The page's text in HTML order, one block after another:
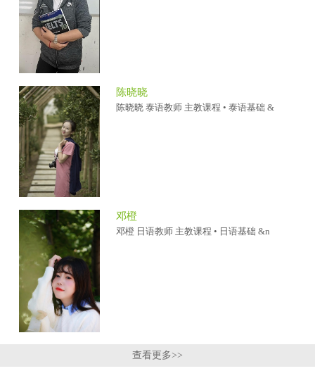
陈晓晓
陈晓晓 泰语教师 主教课程 • 泰语基础 &
邓橙
邓橙 日语教师 主教课程 • 日语基础 &n
查看更多>>